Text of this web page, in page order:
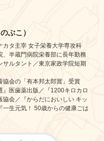
ぶこ）
カタ主宰 女子栄養大学専攻科
、半蔵門病院栄養部に長年勤務
サルタント／東京家政学院短期
協会の「有本邦太郎賞」受賞
』医歯薬出版／『1200キロカロ
協会／『からだにおいしい キッ
一生元気！ 50歳からの健康ごは